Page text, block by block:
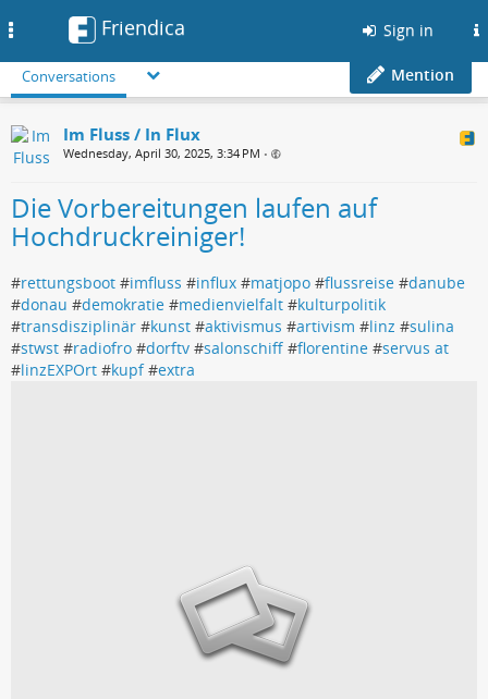
Friendica Sign in
Conversations Mention
Im Fluss / In Flux
Wednesday, April 30, 2025, 3:34 PM •
Die Vorbereitungen laufen auf
Hochdruckreiniger!
#rettungsboot #imfluss #influx #matjopo #flussreise #danube
#donau #demokratie #medienvielfalt #kulturpolitik
#transdisziplinär #kunst #aktivismus #artivism #linz #sulina
#stwst #radiofro #dorftv #salonschiff #florentine #servus at
#linzEXPOrt #kupf#extra